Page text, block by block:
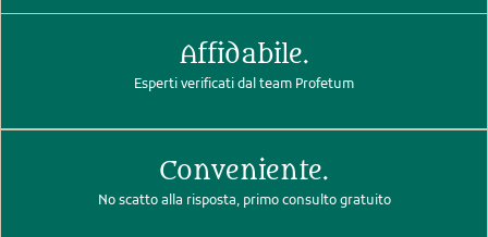
Affidabile.
Esperti verificati dal team Profetum
Conveniente.
No scatto alla risposta, primo consulto gratuito